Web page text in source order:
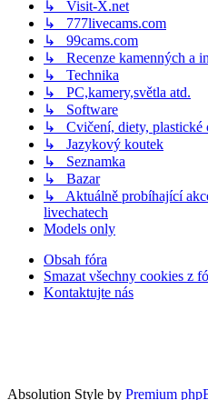
↳ Visit-X.net
↳ 777livecams.com
↳ 99cams.com
↳ Recenze kamenných a
↳ Technika
↳ PC,kamery,světla atd.
↳ Software
↳ Cvičení, diety, plastické
↳ Jazykový koutek
↳ Seznamka
↳ Bazar
↳ Aktuálně probíhající
livechatech
Models only
Obsah fóra
Smazat všechny cookies z
Kontaktujte nás
Absolution Style by Premium